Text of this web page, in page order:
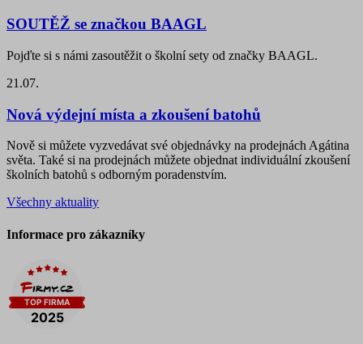
SOUTĚŽ se značkou BAAGL
Pojďte si s námi zasoutěžit o školní sety od značky BAAGL.
21.07.
Nová výdejní místa a zkoušení batohů
Nově si můžete vyzvedávat své objednávky na prodejnách Agátina
světa. Také si na prodejnách můžete objednat individuální zkoušení
školních batohů s odborným poradenstvím.
Všechny aktuality
Informace pro zákazníky